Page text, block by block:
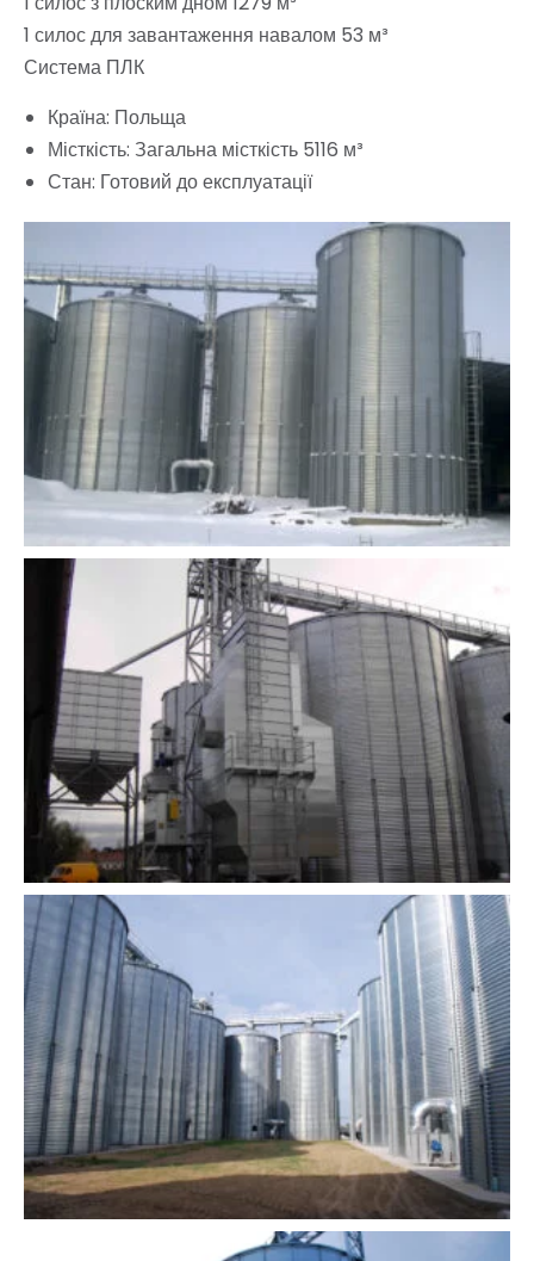
1 силос для завантаження навалом 53 м³
Система ПЛК
Країна: Польща
Місткість: Загальна місткість 5116 м³
Стан: Готовий до експлуатації